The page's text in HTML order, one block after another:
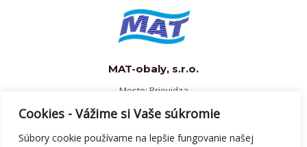
Cookies - Vážime si Vaše súkromie
Súbory cookie používame na lepšie fungovanie našej
MAT-obaly, s.r.o.
Mesto: Prievidza
Odvetvie: výroba a recyklácia obalových materiálov
Rok implementácie: 2005